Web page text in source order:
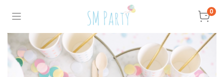
0